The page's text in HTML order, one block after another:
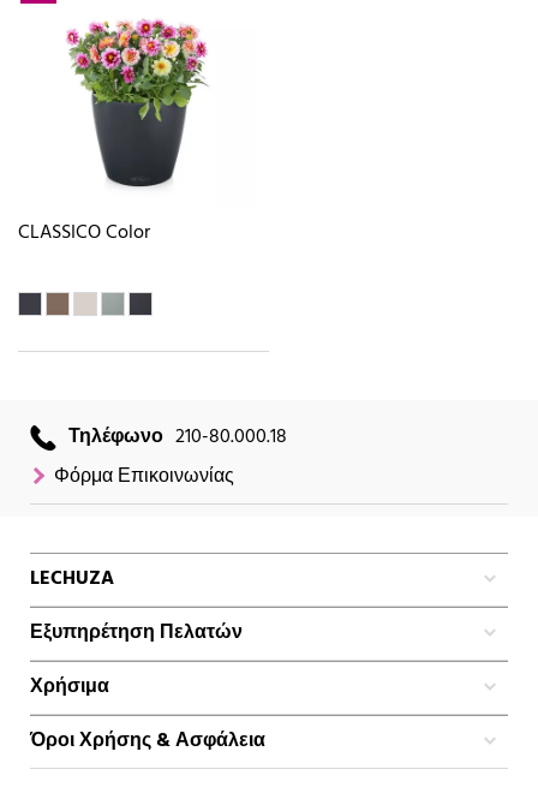
CLASSICO Color
Τηλέφωνο 210-80.000.18
Φόρμα Επικοινωνίας
LECHUZA
Εξυπηρέτηση Πελατών
Χρήσιμα
Όροι Χρήσης & Ασφάλεια